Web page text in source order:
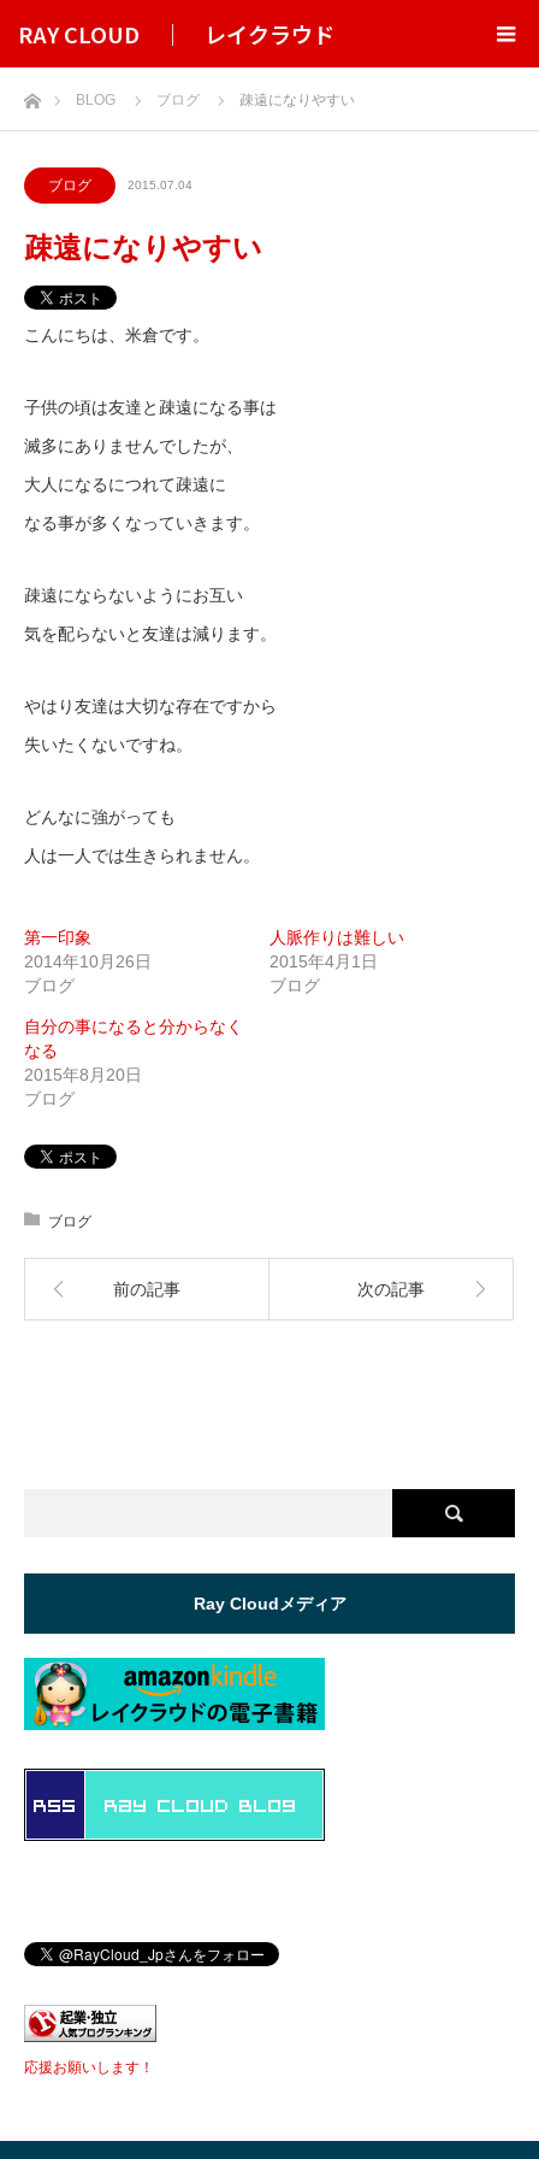
RAY CLOUD ｜ レイクラウド
ホームBLOG ブログ 疎遠になりやすい
ブログ 2015.07.04
疎遠になりやすい
こんにちは、米倉です。
子供の頃は友達と疎遠になる事は
滅多にありませんでしたが、
大人になるにつれて疎遠に
なる事が多くなっていきます。
疎遠にならないようにお互い
気を配らないと友達は減ります。
やはり友達は大切な存在ですから
失いたくないですね。
どんなに強がっても
人は一人では生きられません。
第一印象
2014年10月26日
ブログ
人脈作りは難しい
2015年4月1日
ブログ
自分の事になると分からなく
なる
2015年8月20日
ブログ
ブログ
前の記事 次の記事
Ray Cloudメディア
応援お願いします！